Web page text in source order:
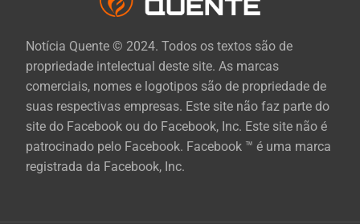
Notícia Quente © 2024. Todos os textos são de
propriedade intelectual deste site. As marcas
comerciais, nomes e logotipos são de propriedade de
suas respectivas empresas. Este site não faz parte do
site do Facebook ou do Facebook, Inc. Este site não é
patrocinado pelo Facebook. Facebook ™ é uma marca
registrada da Facebook, Inc.